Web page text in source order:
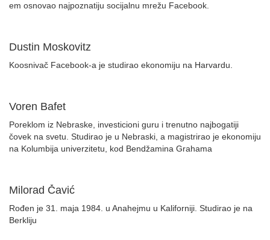
em osnovao najpoznatiju socijalnu mrežu Facebook.
Dustin Moskovitz
Koosnivač Facebook-a je studirao ekonomiju na Harvardu.
Voren Bafet
Poreklom iz Nebraske, investicioni guru i trenutno najbogatiji
čovek na svetu. Studirao je u Nebraski, a magistrirao je ekonomiju
na Kolumbija univerzitetu, kod Bendžamina Grahama
Milorad Čavić
Rođen je 31. maja 1984. u Anahejmu u Kaliforniji. Studirao je na
Berkliju